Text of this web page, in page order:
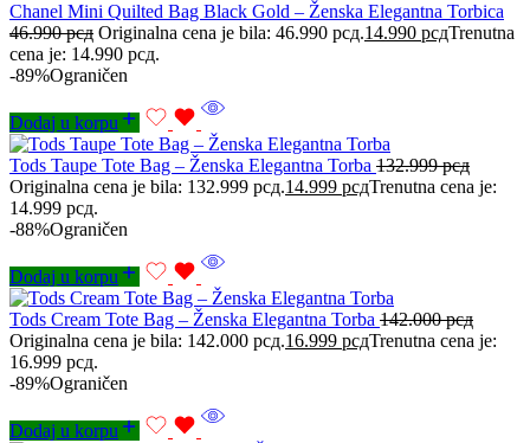
Chanel Mini Quilted Bag Black Gold – Ženska Elegantna Torbica
46.990рсд Originalna cena je bila: 46.990 рсд.14.990 рсдTrenutna
cena je: 14.990 рсд.
-89%Ograničen
Dodaj u korpu
Tods Taupe Tote Bag – Ženska Elegantna Torba 132.999рсд
Originalna cena je bila: 132.999 рсд.14.999 рсдTrenutna cena je:
14.999 рсд.
-88%Ograničen
Dodaj u korpu
Tods Cream Tote Bag – Ženska Elegantna Torba 142.000рсд
Originalna cena je bila: 142.000 рсд.16.999 рсдTrenutna cena je:
16.999 рсд.
-89%Ograničen
Dodaj u korpu